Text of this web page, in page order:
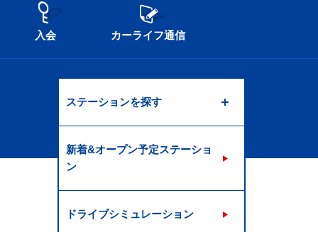
入会 カーライフ通信
ステーションを探す
新着&オープン予定ステーショ
ン
ドライブシミュレーション